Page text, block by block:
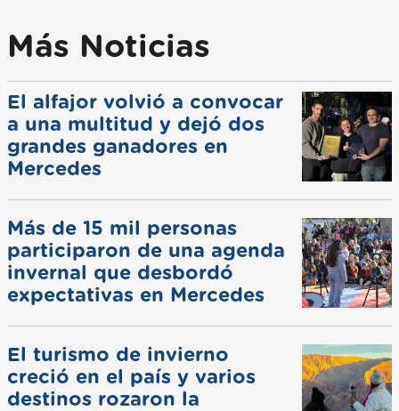
Más Noticias
El alfajor volvió a convocar
a una multitud y dejó dos
grandes ganadores en
Mercedes
Más de 15 mil personas
participaron de una agenda
invernal que desbordó
expectativas en Mercedes
El turismo de invierno
creció en el país y varios
destinos rozaron la